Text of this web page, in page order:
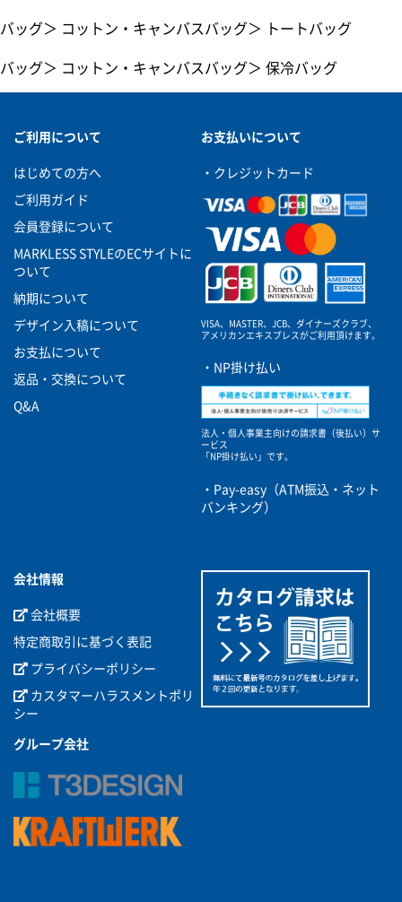
バッグ＞ コットン・キャンバスバッグ＞ トートバッグ
バッグ＞ コットン・キャンバスバッグ＞ 保冷バッグ
ご利用について
はじめての方へ
ご利用ガイド
会員登録について
MARKLESS STYLEのECサイトに
ついて
納期について
デザイン入稿について
お支払について
返品・交換について
Q&A
お支払いについて
・クレジットカード
VISA、MASTER、JCB、ダイナーズクラブ、
アメリカンエキスプレスがご利用頂けます。
・NP掛け払い
法人・個人事業主向けの請求書（後払い）サ
ービス
「NP掛け払い」です。
・Pay-easy（ATM振込・ネット
バンキング）
会社情報
会社概要
特定商取引に基づく表記
プライバシーポリシー
カスタマーハラスメントポリ
シー
グループ会社